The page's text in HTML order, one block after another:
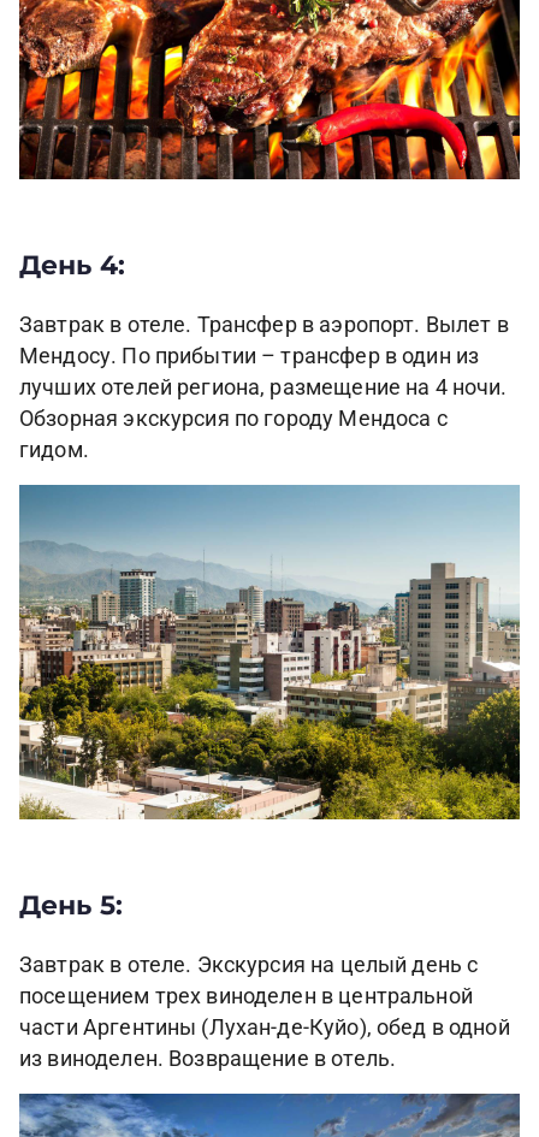
День 4:
Завтрак в отеле. Трансфер в аэропорт. Вылет в
Мендосу. По прибытии – трансфер в один из
лучших отелей региона, размещение на 4 ночи.
Обзорная экскурсия по городу Мендоса с
гидом.
День 5:
Завтрак в отеле. Экскурсия на целый день с
посещением трех виноделен в центральной
части Аргентины (Лухан-де-Куйо), обед в одной
из виноделен. Возвращение в отель.